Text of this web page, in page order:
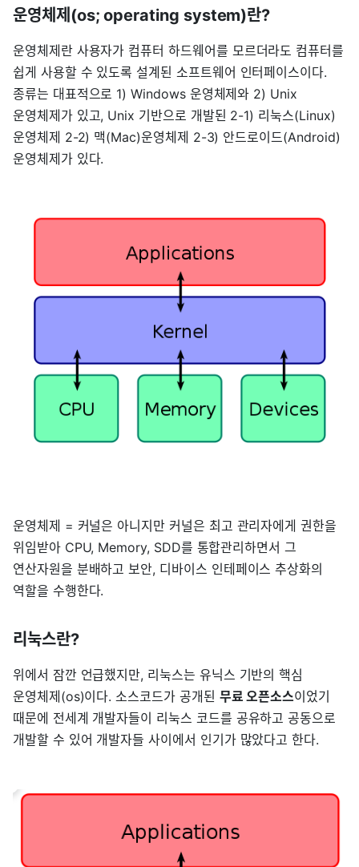
운영체제(os; operating system)란?
운영체제란 사용자가 컴퓨터 하드웨어를 모르더라도 컴퓨터를
쉽게 사용할 수 있도록 설계된 소프트웨어 인터페이스이다.
종류는 대표적으로 1) Windows 운영체제와 2) Unix
운영체제가 있고, Unix 기반으로 개발된 2-1) 리눅스(Linux)
운영체제 2-2) 맥(Mac)운영체제 2-3) 안드로이드(Android)
운영체제가 있다.
운영체제 = 커널은 아니지만 커널은 최고 관리자에게 권한을
위임받아 CPU, Memory, SDD를 통합관리하면서 그
연산자원을 분배하고 보안, 디바이스 인테페이스 추상화의
역할을 수행한다.
리눅스란?
위에서 잠깐 언급했지만, 리눅스는 유닉스 기반의 핵심
운영체제(os)이다. 소스코드가 공개된 무료 오픈소스이었기
때문에 전세계 개발자들이 리눅스 코드를 공유하고 공동으로
개발할 수 있어 개발자들 사이에서 인기가 많았다고 한다.